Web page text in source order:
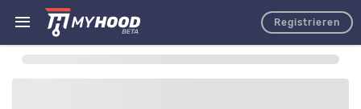
Registrieren